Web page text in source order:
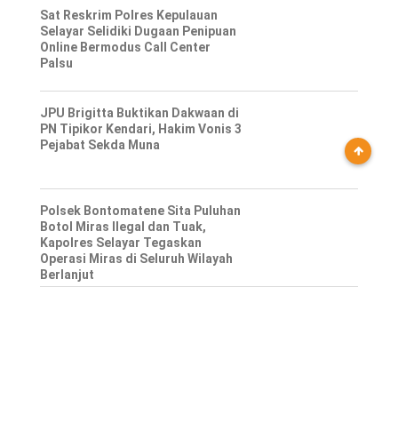
Sat Reskrim Polres Kepulauan
Selayar Selidiki Dugaan Penipuan
Online Bermodus Call Center
Palsu
JPU Brigitta Buktikan Dakwaan di
PN Tipikor Kendari, Hakim Vonis 3
Pejabat Sekda Muna
Polsek Bontomatene Sita Puluhan
Botol Miras Ilegal dan Tuak,
Kapolres Selayar Tegaskan
Operasi Miras di Seluruh Wilayah
Berlanjut